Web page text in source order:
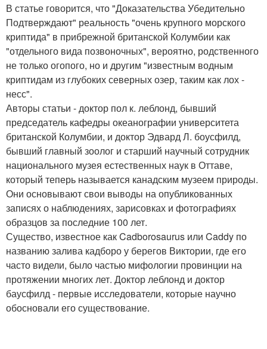
В статье говорится, что "Доказательства Убедительно
Подтверждают" реальность "очень крупного морского
криптида" в прибрежной британской Колумбии как
"отдельного вида позвоночных", вероятно, родственного
не только огопого, но и другим "известным водным
криптидам из глубоких северных озер, таким как лох -
несс".
Авторы статьи - доктор пол к. леблонд, бывший
председатель кафедры океанографии университета
британской Колумбии, и доктор Эдвард Л. боусфилд,
бывший главный зоолог и старший научный сотрудник
национального музея естественных наук в Оттаве,
который теперь называется канадским музеем природы.
Они основывают свои выводы на опубликованных
записях о наблюдениях, зарисовках и фотографиях
образцов за последние 100 лет.
Существо, известное как Cadborosaurus или Caddy по
названию залива кадборо у берегов Виктории, где его
часто видели, было частью мифологии провинции на
протяжении многих лет. Доктор леблонд и доктор
баусфилд - первые исследователи, которые научно
обосновали его существование.